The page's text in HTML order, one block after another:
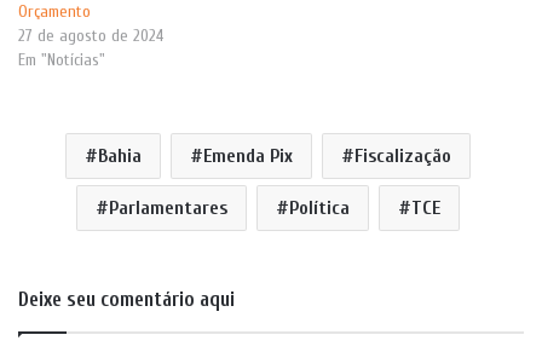
Orçamento
27 de agosto de 2024
Em "Notícias"
Bahia Emenda Pix Fiscalização
Parlamentares Política TCE
Deixe seu comentário aqui